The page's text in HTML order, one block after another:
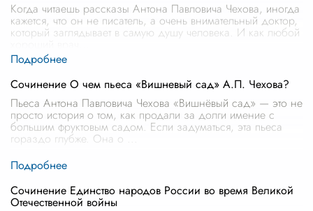
Когда читаешь рассказы Антона Павловича Чехова, иногда
кажется, что он не писатель, а очень внимательный доктор,
который заглядывает в самую душу человека. И как любой
Сочинение О чем пьеса «Вишневый сад» А.П. Чехова?
Пьеса Антона Павловича Чехова «Вишнёвый сад» — это не
просто история о том, как продали за долги имение с
большим фруктовым садом. Если задуматься, эта пьеса
гораздо глубже. Она о
Сочинение Единство народов России во время Великой
Отечественной войны